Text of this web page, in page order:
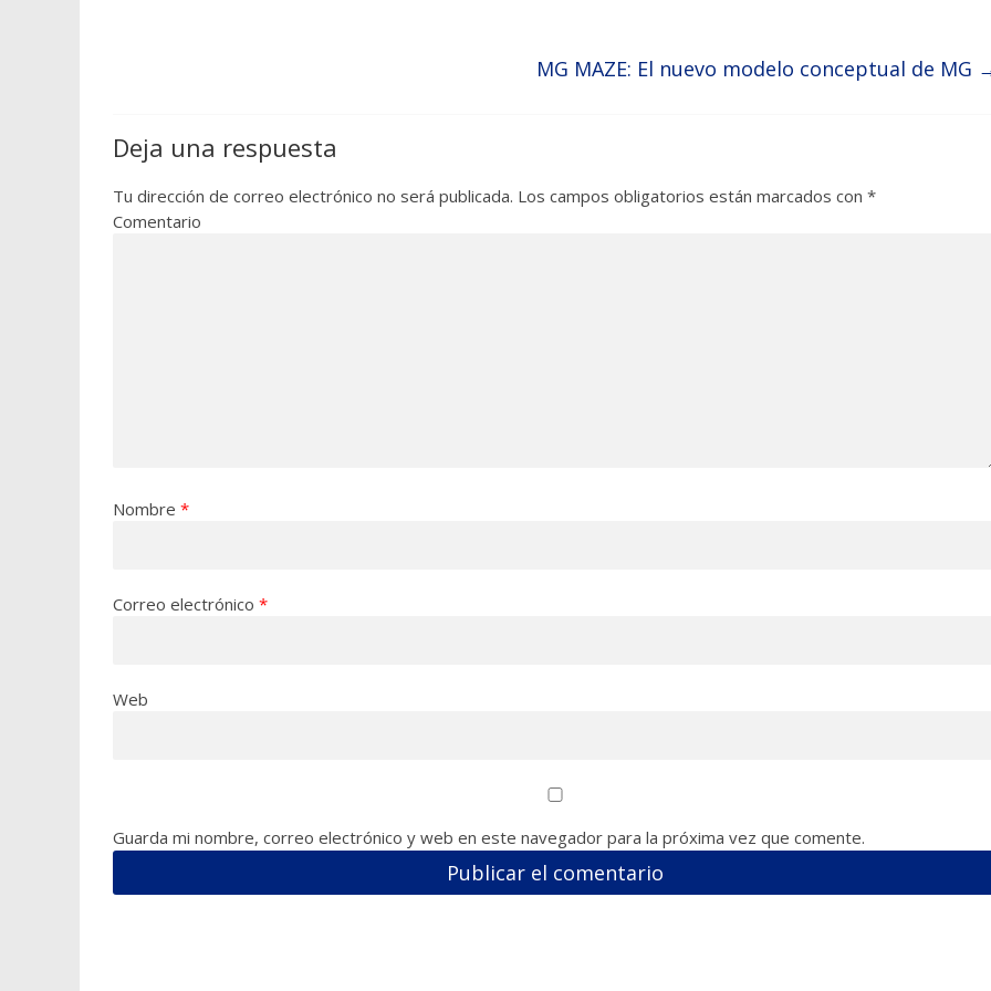
MG MAZE: El nuevo modelo conceptual de MG
Deja una respuesta
Tu dirección de correo electrónico no será publicada. Los campos obligatorios están marcados con *
Comentario
Nombre *
Correo electrónico *
Web
Guarda mi nombre, correo electrónico y web en este navegador para la próxima vez que comente.